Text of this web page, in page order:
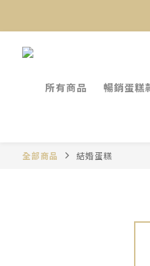
所有商品 暢銷蛋糕
全部商品 結婚蛋糕